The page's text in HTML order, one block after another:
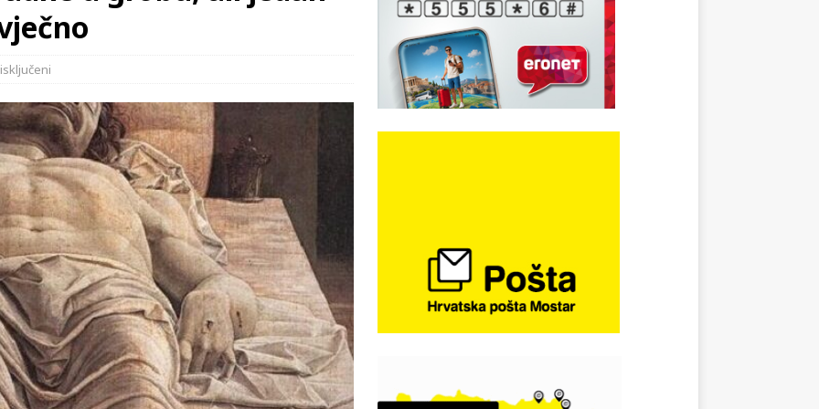
Vozači satima čekaju, dok se drugi ubacuju sa strane
29. srpnja 2018, preminuo je glazbeni genij Oliver Dragojević
o Oluji: Hrvati imaju što slaviti, dobili su ono što im povijesno